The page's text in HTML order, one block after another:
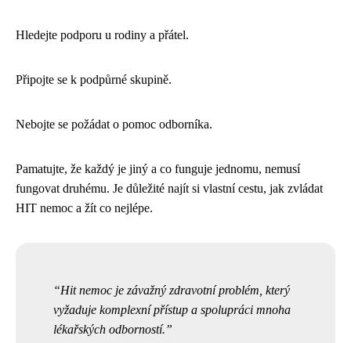
Hledejte podporu u rodiny a přátel.
Připojte se k podpůrné skupině.
Nebojte se požádat o pomoc odborníka.
Pamatujte, že každý je jiný a co funguje jednomu, nemusí
fungovat druhému. Je důležité najít si vlastní cestu, jak zvládat
HIT nemoc a žít co nejlépe.
Hit nemoc je závažný zdravotní problém, který
vyžaduje komplexní přístup a spolupráci mnoha
lékařských odborností.